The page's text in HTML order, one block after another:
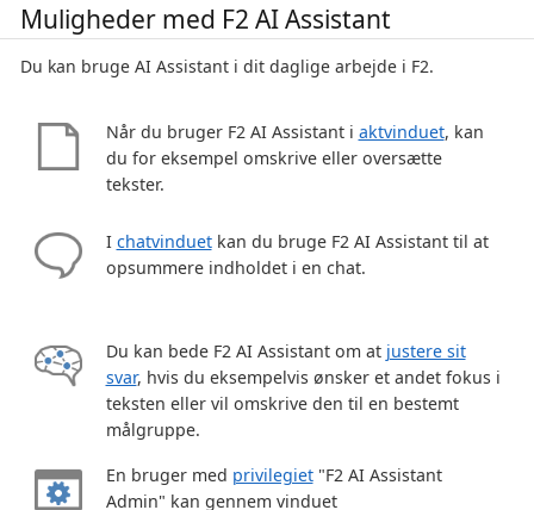
Muligheder med F2 AI Assistant
Du kan bruge AI Assistant i dit daglige arbejde i F2.
Når du bruger F2 AI Assistant i aktvinduet, kan
du for eksempel omskrive eller oversætte
tekster.
I chatvinduetkan du bruge F2 AI Assistant til at
opsummere indholdet i en chat.
Du kan bede F2 AI Assistant om at justere sit
svar, hvis du eksempelvis ønsker et andet fokus i
teksten eller vil omskrive den til en bestemt
målgruppe.
En bruger med privilegiet"F2 AI Assistant
Admin" kan gennem vinduet